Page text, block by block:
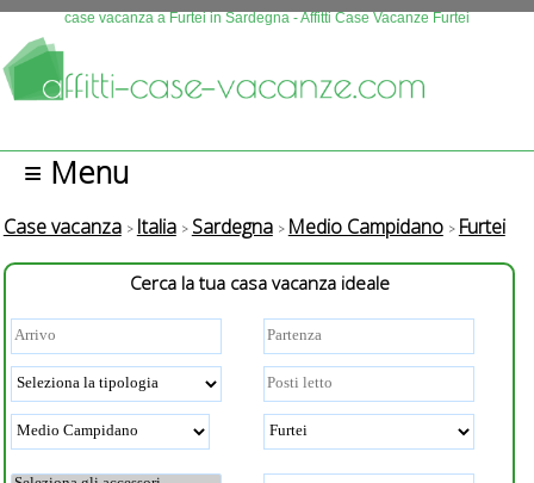
case vacanza a Furtei in Sardegna - Affitti Case Vacanze Furtei
Questo sito fa uso di cookies. Continuando la navigazione se
≡ Menu
Case vacanza Italia Sardegna Medio Campidano Furtei
Cerca la tua casa vacanza ideale